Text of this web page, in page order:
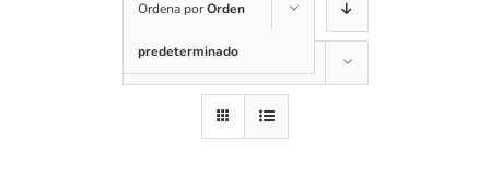
Ordena porOrden
predeterminado
Mostrar